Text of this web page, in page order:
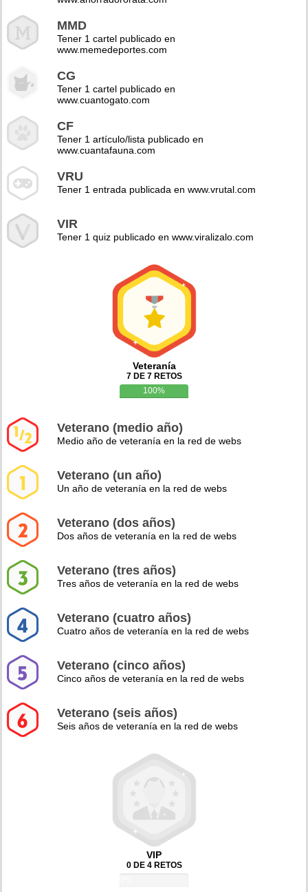
MMD
Tener 1 cartel publicado en
www.memedeportes.com
CG
Tener 1 cartel publicado en
www.cuantogato.com
CF
Tener 1 artículo/lista publicado en
www.cuantafauna.com
VRU
Tener 1 entrada publicada en www.vrutal.com
VIR
Tener 1 quiz publicado en www.viralizalo.com
Veteranía
7 DE 7 RETOS
100%
Veterano (medio año)
Medio año de veteranía en la red de webs
Veterano (un año)
Un año de veteranía en la red de webs
Veterano (dos años)
Dos años de veteranía en la red de webs
Veterano (tres años)
Tres años de veteranía en la red de webs
Veterano (cuatro años)
Cuatro años de veteranía en la red de webs
Veterano (cinco años)
Cinco años de veteranía en la red de webs
Veterano (seis años)
Seis años de veteranía en la red de webs
VIP
0 DE 4 RETOS